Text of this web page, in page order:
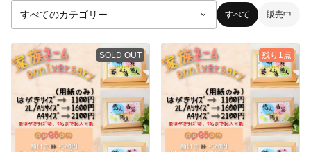
すべて 販売中
SOLD OUT 残り1点